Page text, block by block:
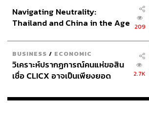
Navigating Neutrality:
Thailand and China in the Age
209
BUSINESS / ECONOMIC
วิเคราะห์ปรากฏการณ์คนแห่ขอสิน
เชื่อ CLICX อาจเป็นเพียงยอด
เรือนไทยที่ถูกซุกไว้
2.7K